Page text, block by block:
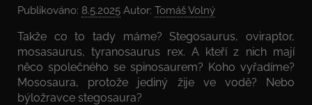
Publikováno: 8.5.2025 Autor: Tomáš Volný
Takže co to tady máme? Stegosaurus, oviraptor,
mosasaurus, tyranosaurus rex. A kteří z nich mají
něco společného se spinosaurem? Koho vyřadíme?
Mososaura, protože jediný žije ve vodě? Nebo
býložravce stegosaura?